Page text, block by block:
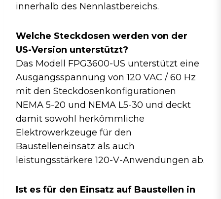
innerhalb des Nennlastbereichs.
Welche Steckdosen werden von der
US-Version unterstützt?
Das Modell FPG3600-US unterstützt eine
Ausgangsspannung von 120 VAC / 60 Hz
mit den Steckdosenkonfigurationen
NEMA 5-20 und NEMA L5-30 und deckt
damit sowohl herkömmliche
Elektrowerkzeuge für den
Baustelleneinsatz als auch
leistungsstärkere 120-V-Anwendungen ab.
Ist es für den Einsatz auf Baustellen in